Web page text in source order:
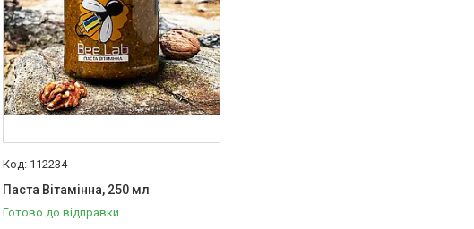
112234
Паста Вітамінна, 250 мл
Готово до відправки